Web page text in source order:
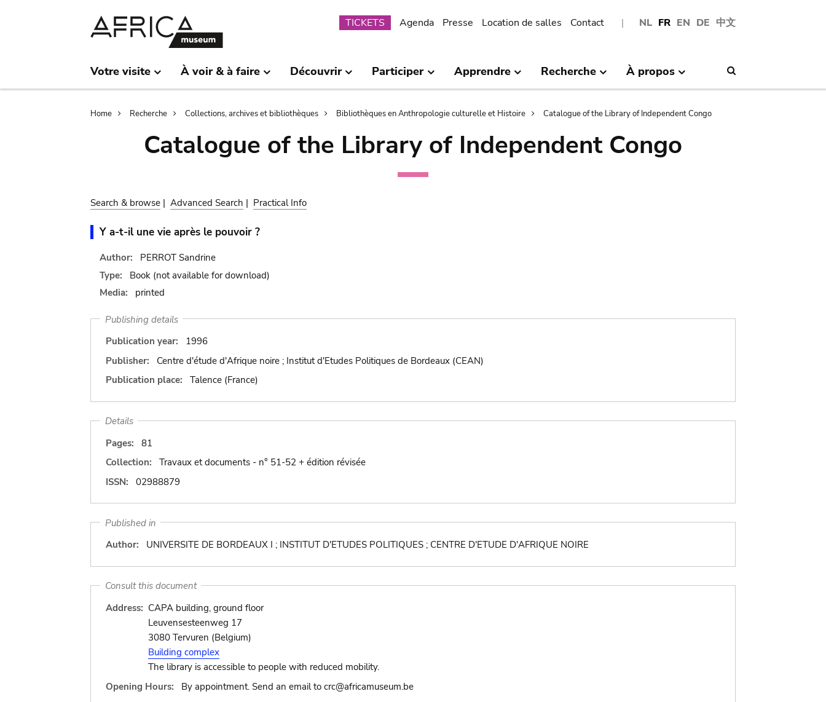
NL FR EN DE 中文
Submenu
TICKETS Agenda Presse Location de salles Contact
Votre visite À voir & à faire Découvrir Participer Apprendre Recherche À propos
Breadcrumb
Home Recherche Collections, archives et bibliothèques Bibliothèques en Anthropologie culturelle et Histoire Catalogue of the Library of Independent Congo
Catalogue of the Library of Independent Congo
Search & browse | Advanced Search | Practical Info
Y a-t-il une vie après le pouvoir ?
Author:
PERROT Sandrine
Type:
Book (not available for download)
Media:
printed
Publishing details
Publication year:
1996
Publisher:
Centre d'étude d'Afrique noire ; Institut d'Etudes Politiques de Bordeaux (CEAN)
Publication place:
Talence (France)
Details
Pages:
81
Collection:
Travaux et documents - n° 51-52 + édition révisée
ISSN:
02988879
Published in
Author:
UNIVERSITE DE BORDEAUX I ; INSTITUT D'ETUDES POLITIQUES ; CENTRE D'ETUDE D'AFRIQUE NOIRE
Consult this document
Address: CAPA building, ground floor
Leuvensesteenweg 17
3080 Tervuren (Belgium)
Building complex
The library is accessible to people with reduced mobility.
Opening Hours:
By appointment. Send an email to crc@africamuseum.be